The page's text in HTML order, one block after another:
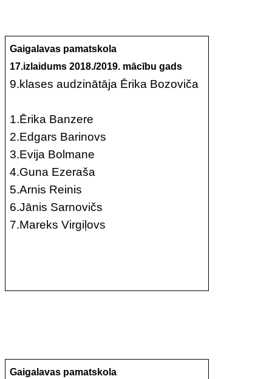
Gaigalavas pamatskola
17.izlaidums 2018./2019. mācību gads
9.klases audzinātāja Ērika Bozoviča
1.Ērika Banzere
2.Edgars Barinovs
3.Evija Bolmane
4.Guna Ezeraša
5.Arnis Reinis
6.Jānis Sarnovičs
7.Mareks Virgiļovs
Gaigalavas pamatskola